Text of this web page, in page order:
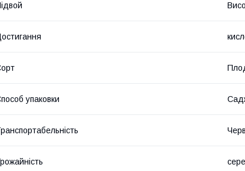
упаковки